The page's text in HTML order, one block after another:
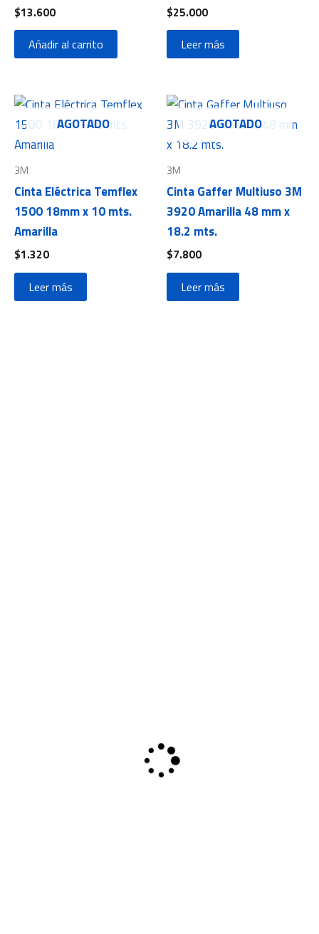
$13.600
Añadir al carrito
$25.000
Leer más
AGOTADO
3M
Cinta Eléctrica Temflex
1500 18mm x 10 mts.
Amarilla
$1.320
Leer más
AGOTADO
3M
Cinta Gaffer Multiuso 3M
3920 Amarilla 48 mm x
18.2 mts.
$7.800
Leer más